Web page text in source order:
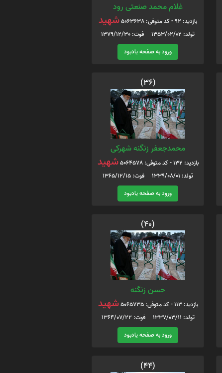
غلام محمد صنعتی رود
بازدید: 92 - کد متوفی: 5063638 شهید
تولد: 1353/02/02 فوت: 1379/12/30
ورود به صفحه یادبود
(36)
محمدجعفر زنگنه شهرکی
بازدید: 132 - کد متوفی: 5064578 شهید
تولد: 1339/08/01 فوت: 1365/12/15
ورود به صفحه یادبود
(40)
حسن زنگنه
بازدید: 113 - کد متوفی: 5065735 شهید
تولد: 1337/03/11 فوت: 1364/07/22
ورود به صفحه یادبود
(44)